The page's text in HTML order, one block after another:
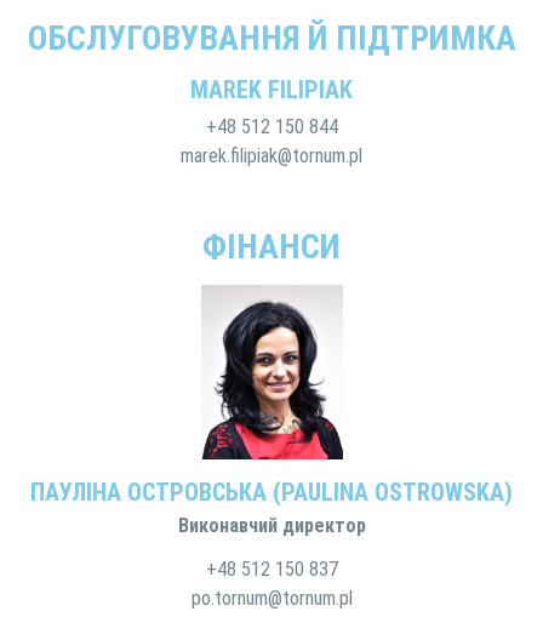
ОБСЛУГОВУВАННЯ Й ПІДТРИМКА
MAREK FILIPIAK
+48 512 150 844
marek.filipiak@tornum.pl
ФІНАНСИ
ПАУЛІНА ОСТРОВСЬКА (PAULINA OSTROWSKA)
Виконавчий директор
+48 512 150 837
po.tornum@tornum.pl